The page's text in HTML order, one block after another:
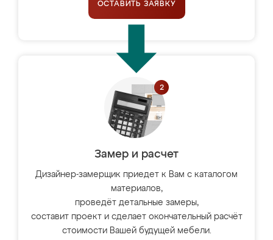
ОСТАВИТЬ ЗАЯВКУ
Замер и расчет
Дизайнер-замерщик приедет к Вам с каталогом
материалов,
проведёт детальные замеры,
составит проект и сделает окончательный расчёт
стоимости Вашей будущей мебели.